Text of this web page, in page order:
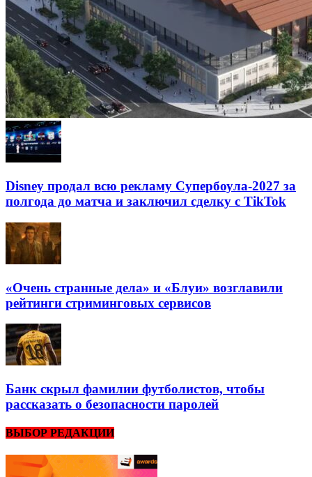
Disney продал всю рекламу Супербоула-2027 за
полгода до матча и заключил сделку с TikTok
«Очень странные дела» и «Блуи» возглавили
рейтинги стриминговых сервисов
Банк скрыл фамилии футболистов, чтобы
рассказать о безопасности паролей
ВЫБОР РЕДАКЦИИ